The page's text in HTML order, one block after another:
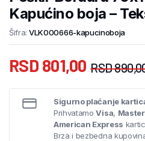
Kapućino boja –
Šifra: VLK000666-kapucinoboja
RSD
RSD 801,00
Sigurno plaćanje
PrihvatamoVisa,
American Express
Brza i bezbedna